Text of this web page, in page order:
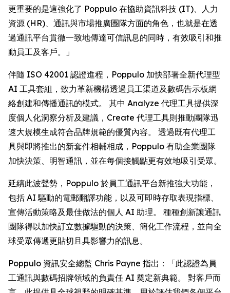
更重要的是這強化了 Poppulo 在協助資訊科技 (IT)、人力
資源 (HR)、通訊與市場推廣團隊方面的角色，也就是在透
過通訊平台貫徹一致地傳達可信訊息的同時，有效吸引和推
動員工及客戶。」
伴隨 ISO 42001 認證進程，Poppulo 加快部署全新代理型
AI 工具套組，致力革新機構透過員工渠道及數碼告示板網
絡創建和傳播通訊的模式。 其中 Analyze 代理工具提供深
度個人化洞察分析及建議， Create 代理工具則推動團隊迅
速大規模生成符合品牌規範的優質內容。 透過既有代理工
具與即將推出的新套件相輔相成，Poppulo 有助企業團隊
加快決策、明智通訊，並在每個接觸點更有效地吸引受眾。
延續此波聲勢，Poppulo 於員工通訊平台新推強大功能，
包括 AI 驅動的電郵翻譯功能，以及可即時存取表現指標、
宣傳活動策略及最佳做法的個人 AI 助理。 種種創新讓通訊
團隊得以加快訂立數據驅動的決策、簡化工作流程，並向全
球受眾傳遞更貼切且具影響力的訊息。
Poppulo 資訊安全總監 Chris Payne 指出：「此認證為員
工通訊與數碼招牌領域的負責任 AI 奠定新典範。 對客戶而